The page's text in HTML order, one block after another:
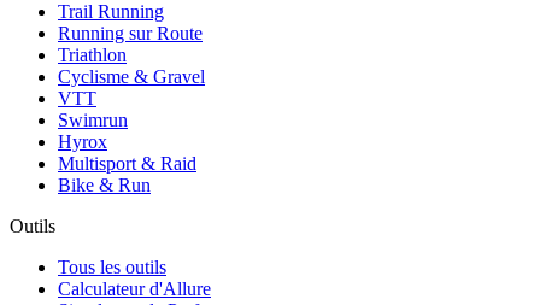
Trail Running
Running sur Route
Triathlon
Cyclisme & Gravel
VTT
Swimrun
Hyrox
Multisport & Raid
Bike & Run
Outils
Tous les outils
Calculateur d'Allure